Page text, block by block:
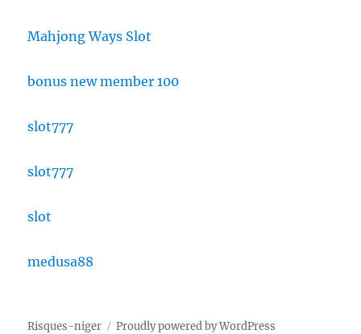
Mahjong Ways Slot
bonus new member 100
slot777
slot777
slot
medusa88
Risques-niger Proudly powered by WordPress